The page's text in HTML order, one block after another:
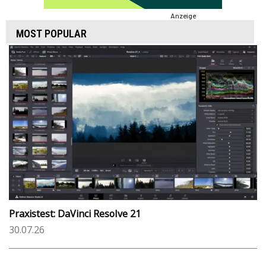
Anzeige
MOST POPULAR
Praxistest: DaVinci Resolve 21
30.07.26